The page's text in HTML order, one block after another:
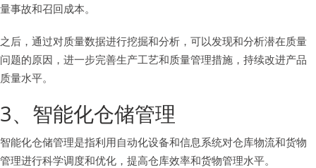
量事故和召回成本。
之后，通过对质量数据进行挖掘和分析，可以发现和分析潜在质量
问题的原因，进一步完善生产工艺和质量管理措施，持续改进产品
质量水平。
3、智能化仓储管理
智能化仓储管理是指利用自动化设备和信息系统对仓库物流和货物
管理进行科学调度和优化，提高仓库效率和货物管理水平。